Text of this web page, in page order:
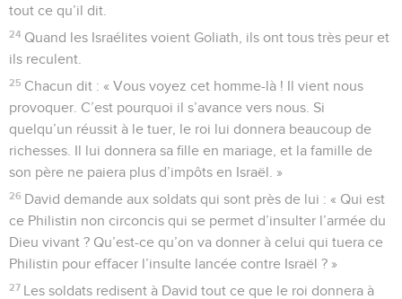
tout ce qu’il dit.
24 Quand les Israélites voient Goliath, ils ont tous très peur et
ils reculent.
25 Chacun dit : « Vous voyez cet homme-là ! Il vient nous
provoquer. C’est pourquoi il s’avance vers nous. Si
quelqu’un réussit à le tuer, le roi lui donnera beaucoup de
richesses. Il lui donnera sa fille en mariage, et la famille de
son père ne paiera plus d’impôts en Israël. »
26 David demande aux soldats qui sont près de lui : « Qui est
ce Philistin non circoncis qui se permet d’insulter l’armée du
Dieu vivant ? Qu’est-ce qu’on va donner à celui qui tuera ce
Philistin pour effacer l’insulte lancée contre Israël ? »
27 Les soldats redisent à David tout ce que le roi donnera à